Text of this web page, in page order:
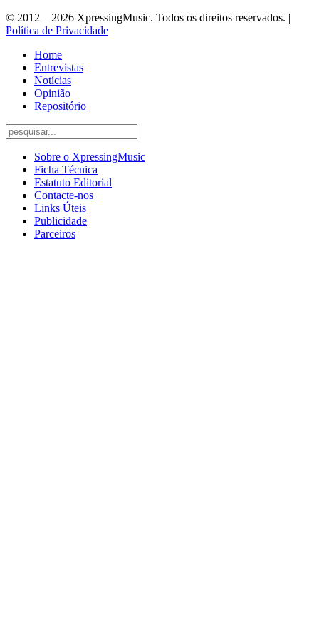
© 2012 – 2026 XpressingMusic. Todos os direitos reservados. |
Política de Privacidade
Home
Entrevistas
Notícias
Opinião
Repositório
Sobre o XpressingMusic
Ficha Técnica
Estatuto Editorial
Contacte-nos
Links Úteis
Publicidade
Parceiros